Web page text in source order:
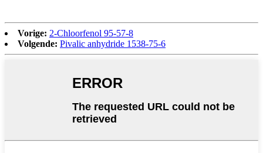
Vorige: 2-Chloorfenol 95-57-8
Volgende: Pivalic anhydride 1538-75-6